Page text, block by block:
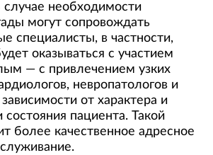
необходимости
могут сопровождать
специалисты, в частности,
оказываться с участием
— с привлечением узких
невропатологов и
от характера и
пациента. Такой
более качественное адресное